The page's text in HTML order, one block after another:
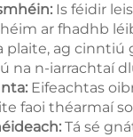
Is féidir
ar fhadhb
plaite, ag cinntiú
na n-iarrachtaí
Eifeachtas
faoi théarmaí
Tá sé